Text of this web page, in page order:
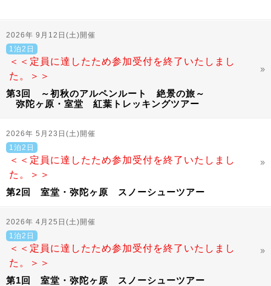
2026年 9月12日(土)開催
1泊2日
＜＜定員に達したため参加受付を終了いたしまし
た。＞＞
第3回 ～初秋のアルペンルート 絶景の旅～
弥陀ヶ原・室堂 紅葉トレッキングツアー
2026年 5月23日(土)開催
1泊2日
＜＜定員に達したため参加受付を終了いたしまし
た。＞＞
第2回 室堂・弥陀ヶ原 スノーシューツアー
2026年 4月25日(土)開催
1泊2日
＜＜定員に達したため参加受付を終了いたしまし
た。＞＞
第1回 室堂・弥陀ヶ原 スノーシューツアー